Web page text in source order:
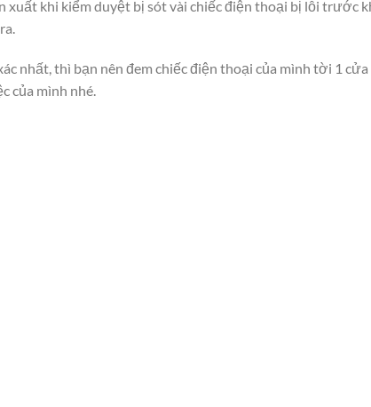
xuất khi kiểm duyệt bị sót vài chiếc điện thoại bị lỗi
nhất, thì bạn nên đem chiếc điện thoại của mình tời 1
của mình nhé.